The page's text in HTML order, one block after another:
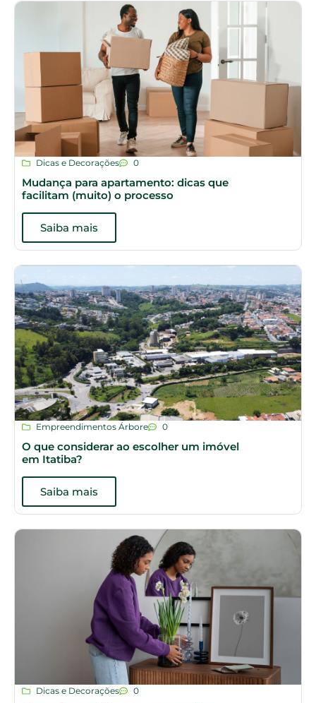
Dicas e Decorações 0
Mudança para apartamento: dicas que
facilitam (muito) o processo
Saiba mais
Empreendimentos Árbore 0
O que considerar ao escolher um imóvel
em Itatiba?
Saiba mais
Dicas e Decorações 0